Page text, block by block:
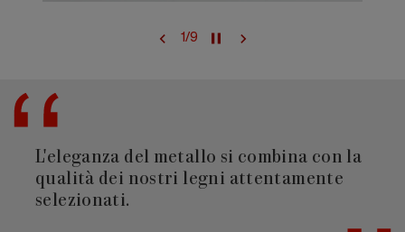
1/9
L'eleganza del metallo si combina con la
qualità dei nostri legni attentamente
selezionati.